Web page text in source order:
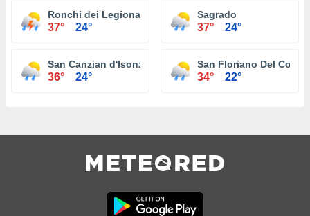
Ronchi dei Legionari
37° 24°
Sagrado
37° 24°
San Canzian d'Isonzo
36° 24°
San Floriano Del Collio
34° 22°